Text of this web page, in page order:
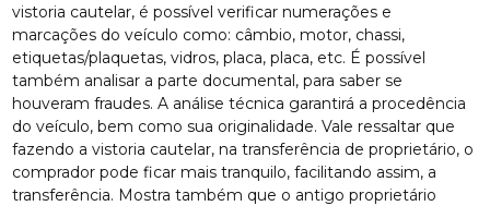
vistoria cautelar, é possível verificar numerações e
marcações do veículo como: câmbio, motor, chassi,
etiquetas/plaquetas, vidros, placa, placa, etc. É possível
também analisar a parte documental, para saber se
houveram fraudes. A análise técnica garantirá a procedência
do veículo, bem como sua originalidade. Vale ressaltar que
fazendo a vistoria cautelar, na transferência de proprietário, o
comprador pode ficar mais tranquilo, facilitando assim, a
transferência. Mostra também que o antigo proprietário